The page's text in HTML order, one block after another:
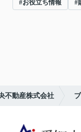
#お役立ち情報 #
不動産株式会社